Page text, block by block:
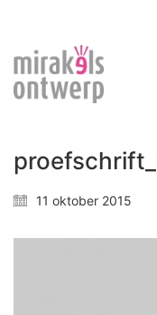
11 oktober 2015